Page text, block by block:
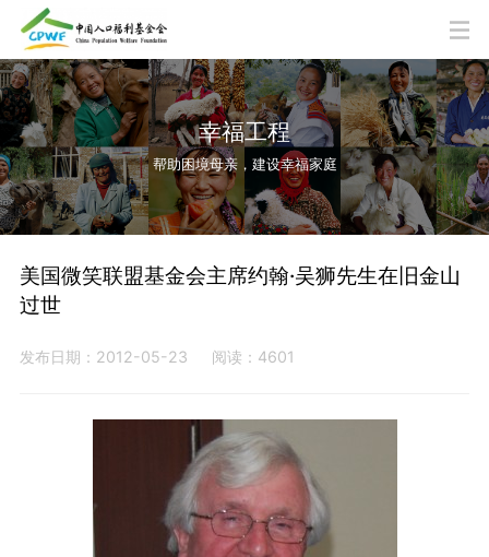
幸福工程
帮助困境母亲，建设幸福家庭
美国微笑联盟基金会主席约翰·吴狮先生在旧金山
过世
发布日期：2012-05-23 阅读：4601